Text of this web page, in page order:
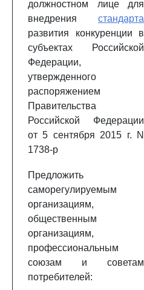
должностном лице для
внедрения стандарта
развития конкуренции в
субъектах Российской
Федерации,
утвержденного
распоряжением
Правительства
Российской Федерации
от 5 сентября 2015 г. N
1738-р
Предложить
саморегулируемым
организациям,
общественным
организациям,
профессиональным
союзам и советам
потребителей: